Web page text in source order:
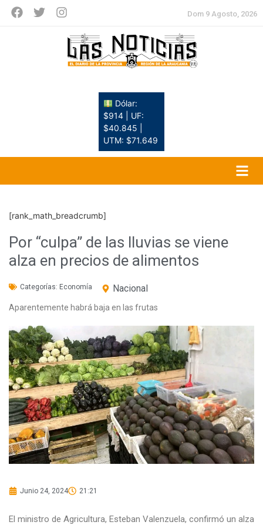
Dom 9 Agosto, 2026
Dólar:
$914 | UF:
$40.845 |
UTM: $71.649
[rank_math_breadcrumb]
Por “culpa” de las lluvias se viene
alza en precios de alimentos
Categorías: Economía Nacional
Aparentemente habrá baja en las frutas
Junio 24, 2024 21:21
El ministro de Agricultura, Esteban Valenzuela, confirmó un alza